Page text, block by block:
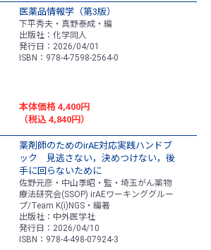
医薬品情報学（第3版）
下平秀夫・真野泰成・編
出版社：化学同人
発行日：2026/04/01
ISBN：978-4-7598-2564-0
本体価格 4,400円
（税込 4,840円）
薬剤師のためのirAE対応実践ハンドブ
ック 見逃さない，決めつけない，後
手に回らないために
佐野元彦・中山季昭・監・埼玉がん薬物
療法研究会(SSOP) irAEワーキンググルー
プ/Team K(i)NGS・編著
出版社：中外医学社
発行日：2026/04/10
ISBN：978-4-498-07924-3